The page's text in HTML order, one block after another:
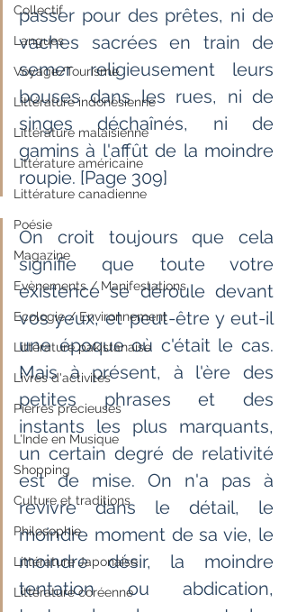
Collectif
Langues
Voyage/Tourisme
Littérature indonésienne
Littérature malaisienne
Littérature américaine
Littérature canadienne
Poésie
Magazine
Evènements / Manifestations
Ecologie / Environnement
Littérature pakistanaise
Livres d'activités
Pierres précieuses
L'Inde en Musique
Shopping
Culture et traditions
Philosophie
Littérature Japonaise
Littérature coréenne
passer pour des prêtes, ni de
vaches sacrées en train de
semer religieusement leurs
bouses dans les rues, ni de
singes déchaînés, ni de
gamins à l'affût de la moindre
roupie. [Page 309]
On croit toujours que cela
signifie que toute votre
existence se déroule devant
vos yeux, et peut-être y eut-il
une époque où c'était le cas.
Mais à présent, à l'ère des
petites phrases et des
instants les plus marquants,
un certain degré de relativité
est de mise. On n'a pas à
revivre dans le détail, le
moindre moment de sa vie, le
moindre désir, la moindre
tentation ou abdication,